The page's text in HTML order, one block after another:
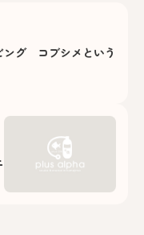
グ コブシメという